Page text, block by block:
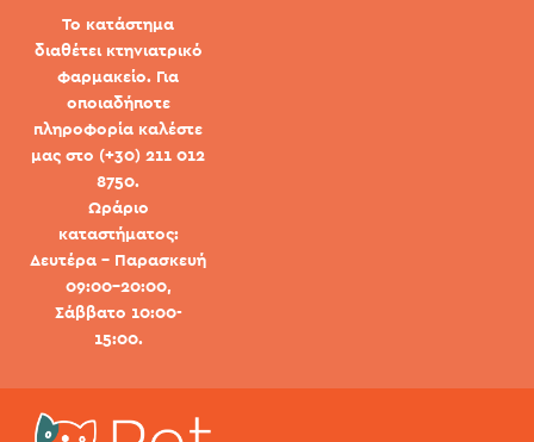
Το κατάστημα
διαθέτει κτηνιατρικό
φαρμακείο. Για
οποιαδήποτε
πληροφορία καλέστε
μας στο (+30) 211 012
8750.
Ωράριο
καταστήματος:
Δευτέρα - Παρασκευή
09:00-20:00,
Σάββατο 10:00-
15:00.